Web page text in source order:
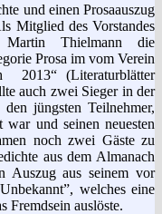
und einen Prosaauszug
Mitglied des Vorstandes
Martin Thielmann die
Prosa im vom Verein
2013“ (Literaturblätter
auch zwei Sieger in der
jüngsten Teilnehmer,
und seinen neuesten
noch zwei Gäste zu
aus dem Almanach
Auszug aus seinem vor
welches eine
Fremdsein auslöste.